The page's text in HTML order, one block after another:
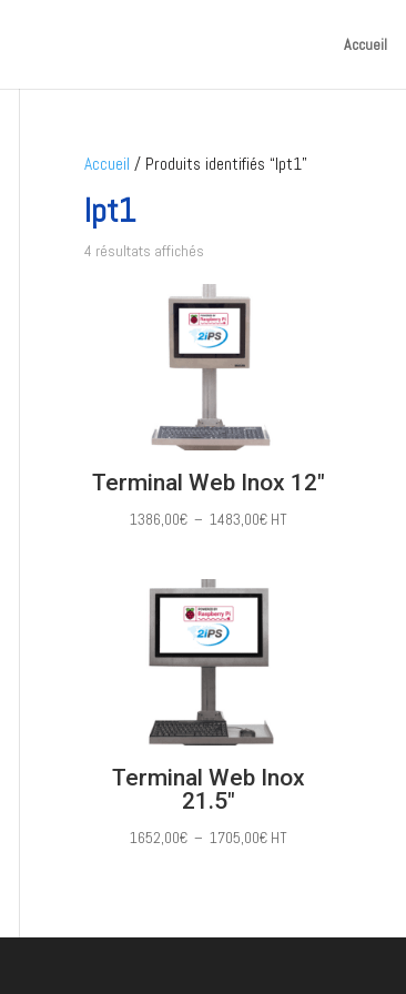
Accueil
Accueil / Produits identifiés “lpt1”
lpt1
4 résultats affichés
Terminal Web Inox 12″
1386,00€ – 1483,00€Plage
1386,00€
1483,00€
HT
Terminal Web Inox
21.5″
1652,00€ – 1705,00€Plage
à
HT